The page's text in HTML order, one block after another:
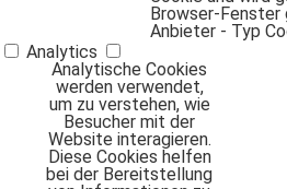
Browser-Fenster
Anbieter - Typ
Analytics
Analytische Cookies
werden verwendet,
um zu verstehen, wie
Besucher mit der
Website interagieren.
Diese Cookies helfen
bei der Bereitstellung